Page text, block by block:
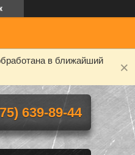
в ближайший
639-89-44